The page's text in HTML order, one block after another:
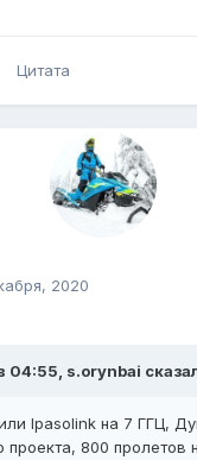
Цитата
2020
04:55, s.orynbai
Ipasolink на 7 ГГЦ,
800 пролетов